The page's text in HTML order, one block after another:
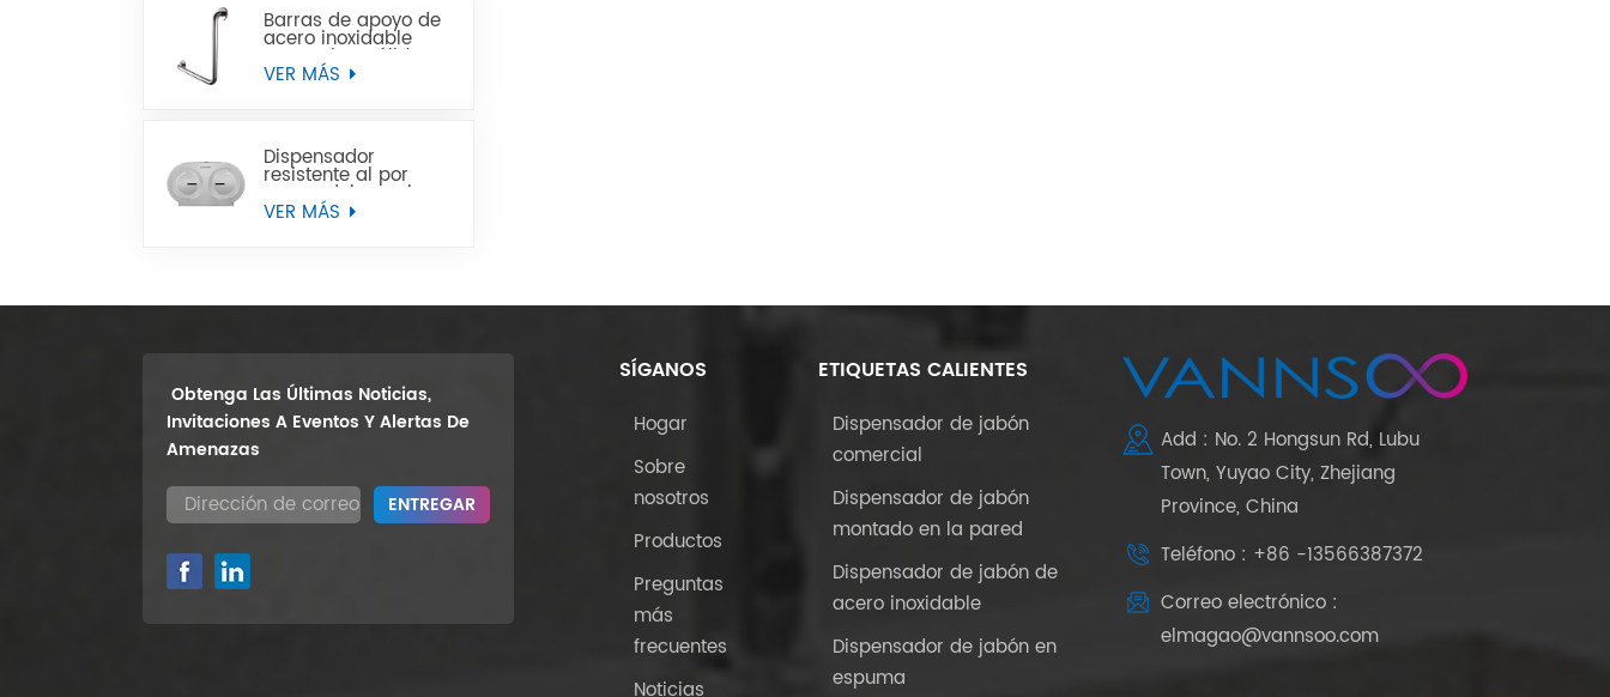
Barras de apoyo de
acero inoxidable
para minusválidos
VER MÁS
Dispensador
resistente al por
mayor del papel
higiénico del rollo
VER MÁS
Obtenga Las Últimas Noticias,
Invitaciones A Eventos Y Alertas De
Amenazas
SÍGANOS
Hogar
Sobre
nosotros
Productos
Preguntas
más
frecuentes
Noticias
ETIQUETAS CALIENTES
Dispensador de jabón
comercial
Dispensador de jabón
montado en la pared
Dispensador de jabón de
acero inoxidable
Dispensador de jabón en
espuma
Add : No. 2 Hongsun Rd, Lubu
Town, Yuyao City, Zhejiang
Province, China
Teléfono : +86 -13566387372
Correo electrónico :
elmagao@vannsoo.com